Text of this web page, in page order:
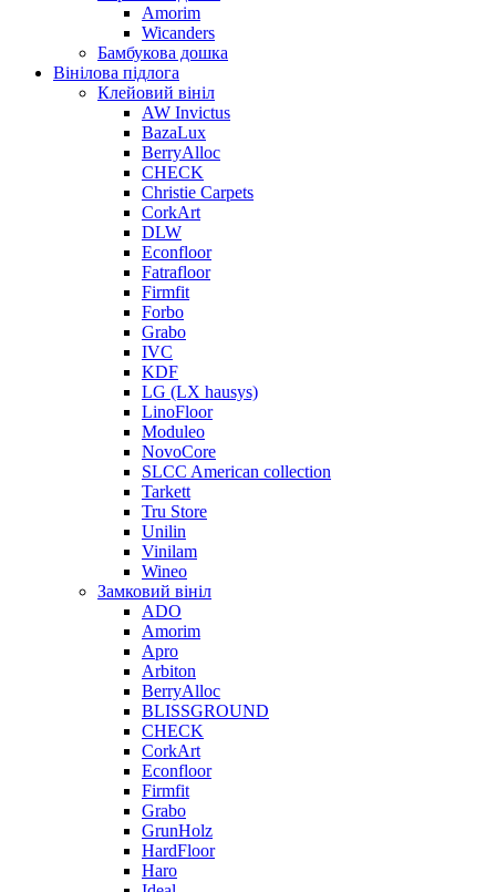
Amorim
Wicanders
Бамбукова дошка
Вінілова підлога
Клейовий вініл
AW Invictus
BazaLux
BerryAlloc
CHECK
Christie Carpets
CorkArt
DLW
Econfloor
Fatrafloor
Firmfit
Forbo
Grabo
IVC
KDF
LG (LX hausys)
LinoFloor
Moduleo
NovoCore
SLCC American collection
Tarkett
Tru Store
Unilin
Vinilam
Wineo
Замковий вініл
ADO
Amorim
Apro
Arbiton
BerryAlloc
BLISSGROUND
CHECK
CorkArt
Econfloor
Firmfit
Grabo
GrunHolz
HardFloor
Haro